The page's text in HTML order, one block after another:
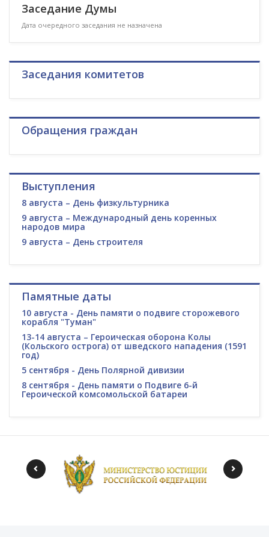
Заседание Думы
Дата очередного заседания не назначена
Заседания комитетов
Обращения граждан
Выступления
8 августа – День физкультурника
9 августа – Международный день коренных
народов мира
9 августа – День строителя
Памятные даты
10 августа - День памяти о подвиге сторожевого
корабля "Туман"
13-14 августа – Героическая оборона Колы
(Кольского острога) от шведского нападения (1591
год)
5 сентября - День Полярной дивизии
8 сентября - День памяти о Подвиге 6-й
Героической комсомольской батареи